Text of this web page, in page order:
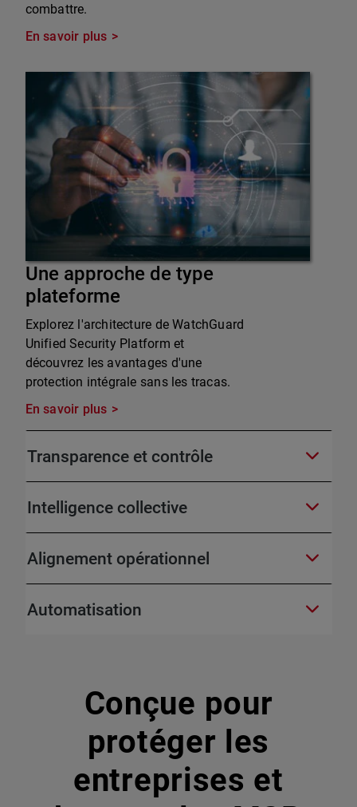
combattre.
En savoir plus
Une approche de type
plateforme
Explorez l'architecture de WatchGuard
Unified Security Platform et
découvrez les avantages d'une
protection intégrale sans les tracas.
En savoir plus
Transparence et contrôle
Intelligence collective
Alignement opérationnel
Automatisation
Conçue pour
protéger les
entreprises et